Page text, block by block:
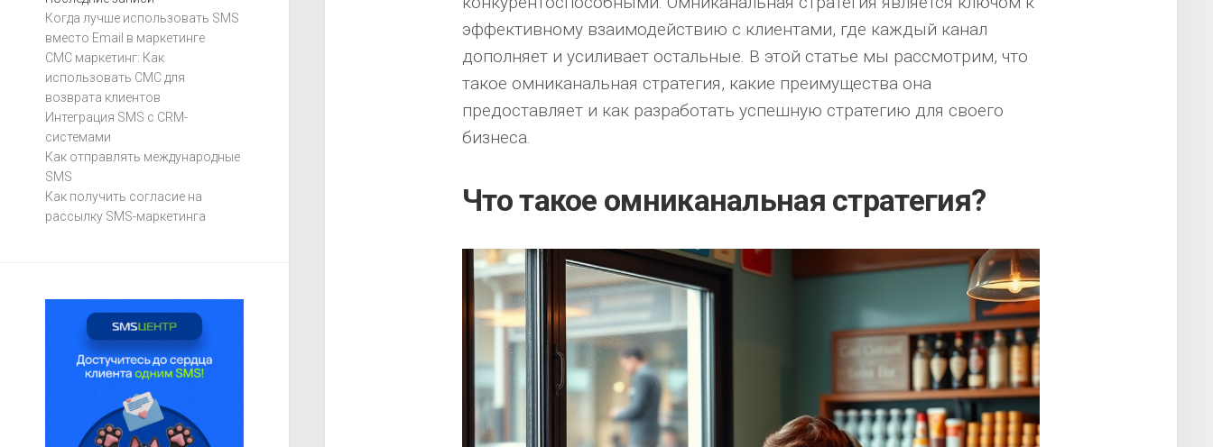
Когда лучше использовать SMS
вместо Email в маркетинге
СМС маркетинг: Как
использовать СМС для
возврата клиентов
Интеграция SMS с CRM-
системами
Как отправлять международные
SMS
Как получить согласие на
рассылку SMS-маркетинга
эффективному взаимодействию с клиентами, где каждый канал
дополняет и усиливает остальные. В этой статье мы рассмотрим, что
такое омниканальная стратегия, какие преимущества она
предоставляет и как разработать успешную стратегию для своего
бизнеса.
Что такое омниканальная стратегия?